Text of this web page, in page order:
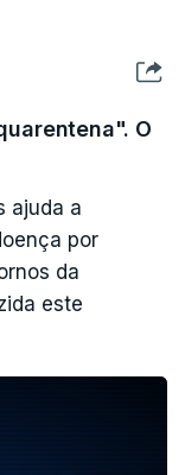
O
ajuda a
por
da
este